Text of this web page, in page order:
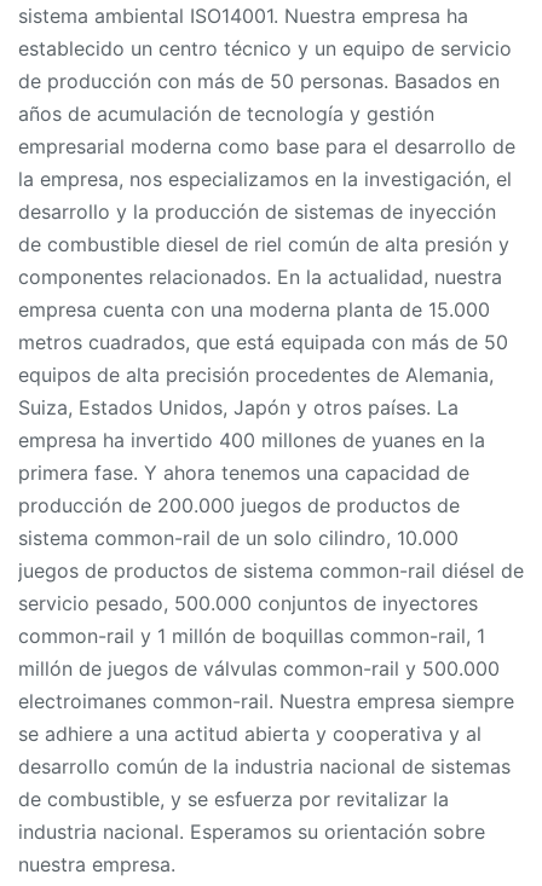
sistema ambiental ISO14001. Nuestra empresa ha
establecido un centro técnico y un equipo de servicio
de producción con más de 50 personas. Basados ​​en
años de acumulación de tecnología y gestión
empresarial moderna como base para el desarrollo de
la empresa, nos especializamos en la investigación, el
desarrollo y la producción de sistemas de inyección
de combustible diesel de riel común de alta presión y
componentes relacionados. En la actualidad, nuestra
empresa cuenta con una moderna planta de 15.000
metros cuadrados, que está equipada con más de 50
equipos de alta precisión procedentes de Alemania,
Suiza, Estados Unidos, Japón y otros países. La
empresa ha invertido 400 millones de yuanes en la
primera fase. Y ahora tenemos una capacidad de
producción de 200.000 juegos de productos de
sistema common-rail de un solo cilindro, 10.000
juegos de productos de sistema common-rail diésel de
servicio pesado, 500.000 conjuntos de inyectores
common-rail y 1 millón de boquillas common-rail, 1
millón de juegos de válvulas common-rail y 500.000
electroimanes common-rail. Nuestra empresa siempre
se adhiere a una actitud abierta y cooperativa y al
desarrollo común de la industria nacional de sistemas
de combustible, y se esfuerza por revitalizar la
industria nacional. Esperamos su orientación sobre
nuestra empresa.